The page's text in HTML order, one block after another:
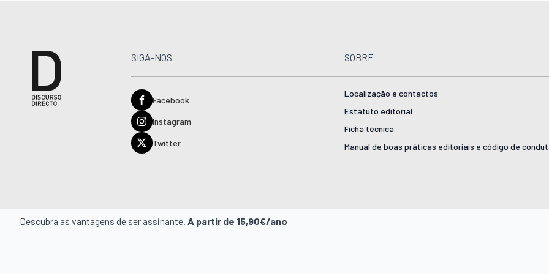
SIGA-NOS
Facebook
Instagram
Twitter
SOBRE
Localização e contactos
Estatuto editorial
Ficha técnica
Manual de boas práticas editoriais e código de
Descubra as vantagens de ser assinante. A partir de 15,90€/ano